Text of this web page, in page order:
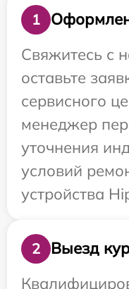
1
Свяжитесь с
оставьте
сервисного
менеджер
уточнения
условий
устройства
2
Выезд